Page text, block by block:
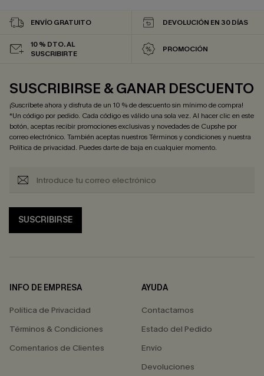
ENVÍO GRATUITO DEVOLUCIÓN EN 30 DÍAS
10 % DTO. AL
SUSCRIBIRTE
PROMOCIÓN
SUSCRIBIRSE & GANAR DESCUENTO
¡Suscríbete ahora y disfruta de un 10 % de descuento sin mínimo de compra!
*Un código por pedido. Cada código es válido una sola vez. Al hacer clic en este
botón, aceptas recibir promociones exclusivas y novedades de Cupshe por
correo electrónico. También aceptas nuestrosTérminos y condicionesy nuestra
Política de privacidad. Puedes darte de baja en cualquier momento.
SUSCRIBIRSE
INFO DE EMPRESA
Política de Privacidad
Términos & Condiciones
Comentarios de Clientes
AYUDA
Contactarnos
Estado del Pedido
Envío
Devoluciones